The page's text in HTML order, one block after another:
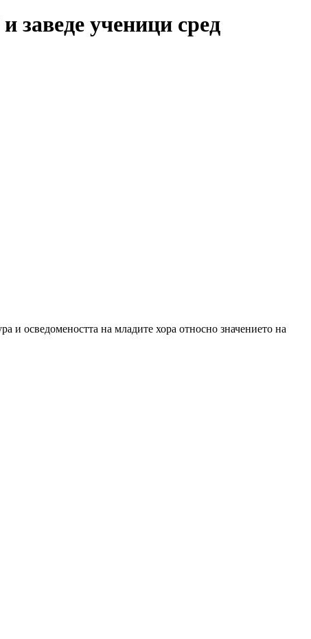
заведе ученици сред
и осведомеността на младите хора относно значението на